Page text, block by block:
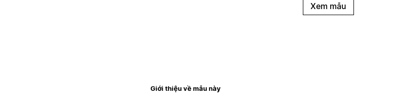
Xem mẫu
Giới thiệu về mẫu này